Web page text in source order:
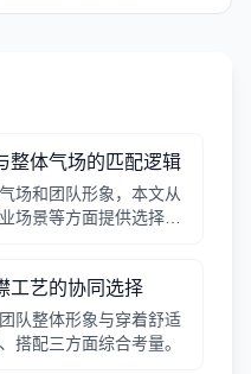
整体气场的匹配逻辑
场和团队形象，本文从
场景等方面提供选择逻
工艺的协同选择
队整体形象与穿着舒适
搭配三方面综合考量。